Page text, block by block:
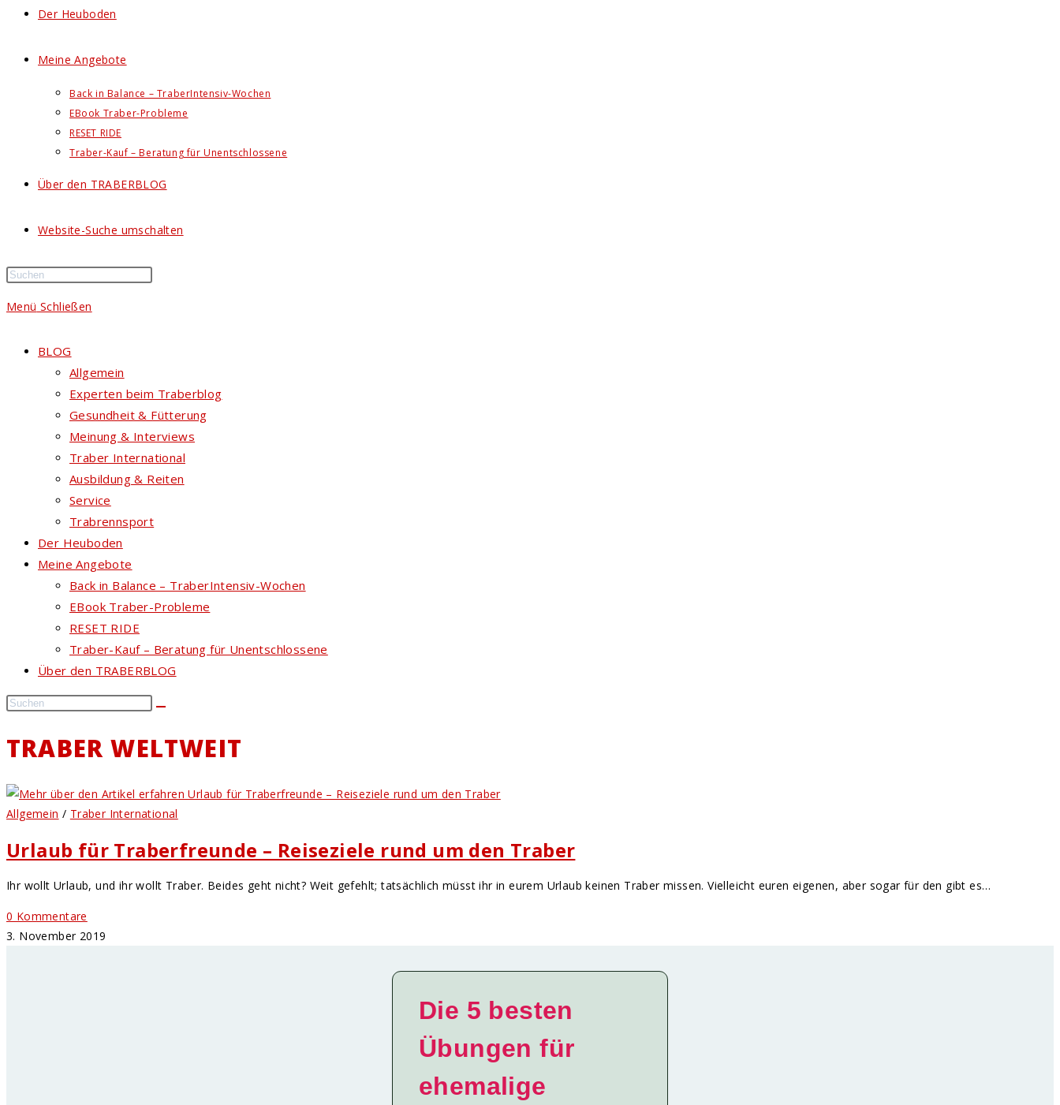
Der Heuboden
Meine Angebote
Back in Balance – TraberIntensiv-Wochen
EBook Traber-Probleme
RESET RIDE
Traber-Kauf – Beratung für Unentschlossene
Über den TRABERBLOG
Website-Suche umschalten
Menü Schließen
BLOG
Allgemein
Experten beim Traberblog
Gesundheit & Fütterung
Meinung & Interviews
Traber International
Ausbildung & Reiten
Service
Trabrennsport
Der Heuboden
Meine Angebote
Back in Balance – TraberIntensiv-Wochen
EBook Traber-Probleme
RESET RIDE
Traber-Kauf – Beratung für Unentschlossene
Über den TRABERBLOG
TRABER WELTWEIT
Allgemein / Traber International
Urlaub für Traberfreunde – Reiseziele rund um den Traber
Ihr wollt Urlaub, und ihr wollt Traber. Beides geht nicht? Weit gefehlt; tatsächlich müsst ihr in eurem Urlaub keinen Traber missen. Vielleicht euren eigenen, aber sogar für den gibt es…
0 Kommentare
3. November 2019
Die 5 besten
Übungen für
ehemalige